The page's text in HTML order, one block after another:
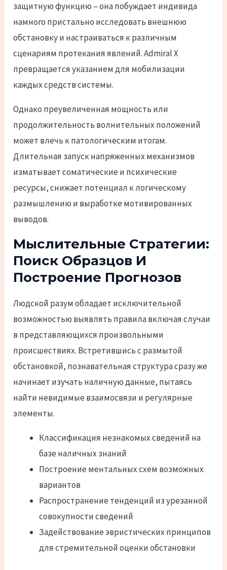
защитную функцию – она побуждает индивида
намного пристально исследовать внешнюю
обстановку и настраиваться к различным
сценариям протекания явлений. Admiral X
превращается указанием для мобилизации
каждых средств системы.
Однако преувеличенная мощность или
продолжительность волнительных положений
может влечь к патологическим итогам.
Длительная запуск напряженных механизмов
изматывает соматические и психические
ресурсы, снижает потенциал к логическому
размышлению и выработке мотивированных
выводов.
Мыслительные Стратегии:
Поиск Образцов И
Построение Прогнозов
Людской разум обладает исключительной
возможностью выявлять правила включая случаи
в представляющихся произвольными
происшествиях. Встретившись с размытой
обстановкой, познавательная структура сразу же
начинает изучать наличную данные, пытаясь
найти невидимые взаимосвязи и регулярные
элементы.
Классификация незнакомых сведений на
базе наличных знаний
Построение ментальных схем возможных
вариантов
Распространение тенденций из урезанной
совокупности сведений
Задействование эвристических принципов
для стремительной оценки обстановки